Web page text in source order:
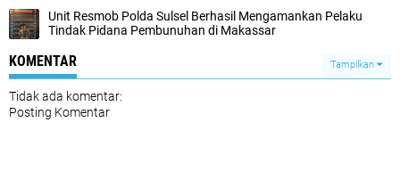
Unit Resmob Polda Sulsel Berhasil Mengamankan Pelaku
Tindak Pidana Pembunuhan di Makassar
KOMENTAR Tampilkan
Tidak ada komentar:
Posting Komentar